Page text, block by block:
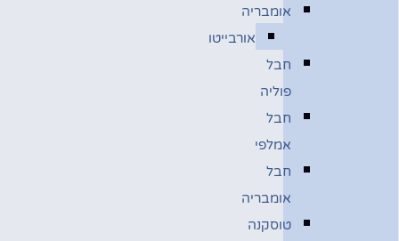
אומבריה
אורבייטו
חבל
פוליה
חבל
אמלפי
חבל
אומבריה
טוסקנה